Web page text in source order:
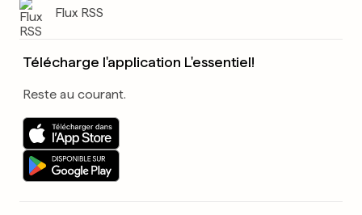
Flux RSS
Télécharge l'application L'essentiel!
Reste au courant.